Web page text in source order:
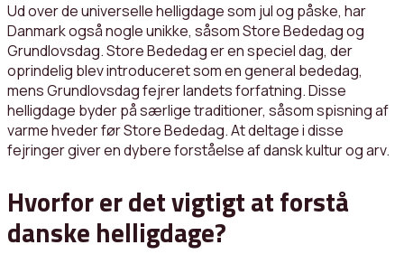
Ud over de universelle helligdage som jul og påske, har
Danmark også nogle unikke, såsom Store Bededag og
Grundlovsdag. Store Bededag er en speciel dag, der
oprindelig blev introduceret som en general bededag,
mens Grundlovsdag fejrer landets forfatning. Disse
helligdage byder på særlige traditioner, såsom spisning af
varme hveder før Store Bededag. At deltage i disse
fejringer giver en dybere forståelse af dansk kultur og arv.
Hvorfor er det vigtigt at forstå
danske helligdage?